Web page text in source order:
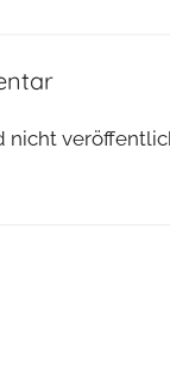
nicht